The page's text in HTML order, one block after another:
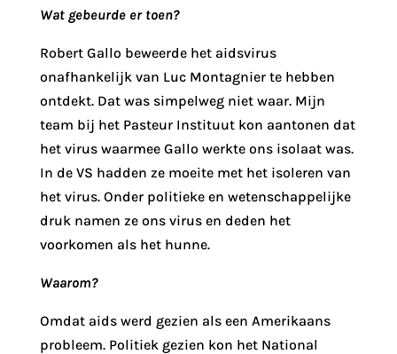
Wat gebeurde er toen?
Robert Gallo beweerde het aidsvirus
onafhankelijk van Luc Montagnier te hebben
ontdekt. Dat was simpelweg niet waar. Mijn
team bij het Pasteur Instituut kon aantonen dat
het virus waarmee Gallo werkte ons isolaat was.
In de VS hadden ze moeite met het isoleren van
het virus. Onder politieke en wetenschappelijke
druk namen ze ons virus en deden het
voorkomen als het hunne.
Waarom?
Omdat aids werd gezien als een Amerikaans
probleem. Politiek gezien kon het National